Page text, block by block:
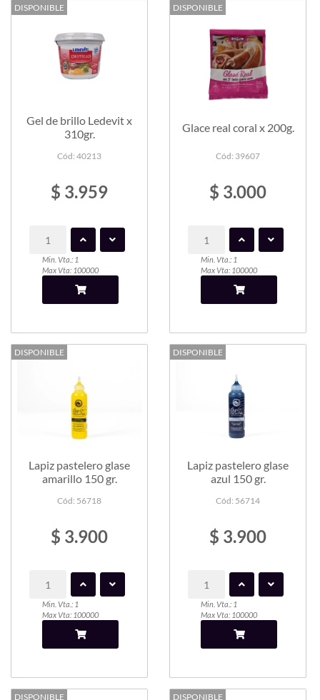
DISPONIBLE
Gel de brillo Ledevit x
310gr.
Cód: 40213
$ 3.959
Min. Vta.: 1
Max Vta: 100000
DISPONIBLE
Glace real coral x 200g.
Cód: 39607
$ 3.000
Min. Vta.: 1
Max Vta: 100000
DISPONIBLE
Lapiz pastelero glase
amarillo 150 gr.
Cód: 56718
$ 3.900
Min. Vta.: 1
Max Vta: 100000
DISPONIBLE
Lapiz pastelero glase
azul 150 gr.
Cód: 56714
$ 3.900
Min. Vta.: 1
Max Vta: 100000
DISPONIBLE DISPONIBLE